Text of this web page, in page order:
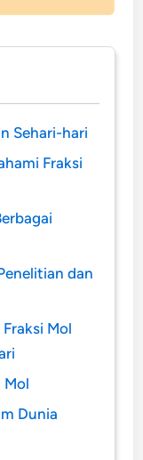
Sehari-hari
Fraksi
dan
Mol
Mol
Dunia